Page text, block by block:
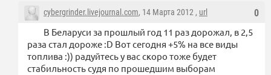
0
cybergrinder.livejournal.com, 14 Марта 2012 , url
В Беларуси за прошлый год 11 раз дорожал, в 2,5
раза стал дороже :D Вот сегодня +5% на все виды
топлива :)) радуйтесь у вас скоро тоже будет
стабильность судя по прошедшим выборам